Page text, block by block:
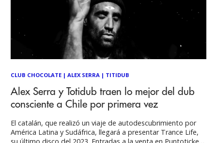
CLUB CHOCOLATE |ALEX SERRA | TITIDUB
Alex Serra y Totidub traen lo mejor del dub
consciente a Chile por primera vez
El catalán, que realizó un viaje de autodescubrimiento por
América Latina y Sudáfrica, llegará a presentar Trance Life,